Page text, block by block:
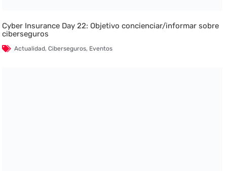
Cyber Insurance Day 22: Objetivo concienciar/informar sobre
ciberseguros
Actualidad,Ciberseguros, Eventos